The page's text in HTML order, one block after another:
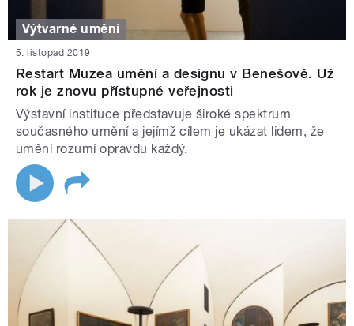
Výtvarné umění
5. listopad 2019
Restart Muzea umění a designu v Benešově. Už
rok je znovu přístupné veřejnosti
Výstavní instituce představuje široké spektrum
současného umění a jejímž cílem je ukázat lidem, že
umění rozumí opravdu každý.